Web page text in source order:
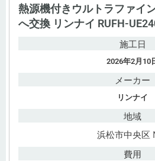
熱源機付きウルトラファイ
へ交換 リンナイ RUFH-
施工日
2026年2月10
メーカー
リンナイ
地域
浜松市中央区
費用